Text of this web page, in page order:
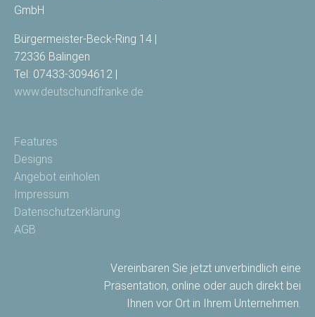
GmbH
Bürgermeister-Beck-Ring 14 |
72336 Balingen
Tel: 07433-3094612 |
www.deutschundfranke.de
Features
Designs
Angebot einholen
Impressum
Datenschutzerklärung
AGB
Vereinbaren Sie jetzt unverbindlich eine
Präsentation, online oder auch direkt bei
Ihnen vor Ort in Ihrem Unternehmen.